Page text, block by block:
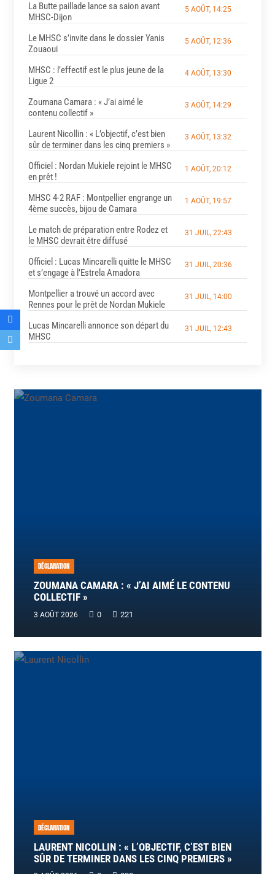
La Butte paillade lance sa saion avant
MHSC-Dijon
5 AOÛT, 14:25
Le MHSC s’invite dans le dossier Yanis
Zouaoui
5 AOÛT, 12:36
MHSC : l’effectif est le plus jeune de la
Ligue 2
4 AOÛT, 13:30
Zoumana Camara : « J’ai aimé le
contenu collectif »
3 AOÛT, 14:29
Laurent Nicollin : « L’objectif, c’est bien
sûr de terminer dans les cinq premiers »
3 AOÛT, 13:32
Officiel : Nordan Mukiele rejoint le MHSC
en prêt !
1 AOÛT, 20:12
MHSC 4-2 RAF : Montpellier engrange un
4ème succès, bijou de Camara
1 AOÛT, 19:57
Le match de préparation entre Rodez et
le MHSC devrait être diffusé
31 JUIL, 22:43
Officiel : Lucas Mincarelli quitte le MHSC
et s’engage à l’Estrela Amadora
31 JUIL, 20:36
Montpellier a trouvé un accord avec
Rennes pour le prêt de Nordan Mukiele
31 JUIL, 14:00
Lucas Mincarelli annonce son départ du
MHSC
31 JUIL, 12:43
DÉCLARATION
ZOUMANA CAMARA : « J’AI AIMÉ LE CONTENU
COLLECTIF »
3 AOÛT 2026 0 221
DÉCLARATION
LAURENT NICOLLIN : « L’OBJECTIF, C’EST BIEN
SÛR DE TERMINER DANS LES CINQ PREMIERS »